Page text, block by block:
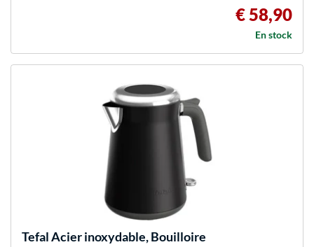
€ 58,90
En stock
TefalAcier inoxydable, Bouilloire